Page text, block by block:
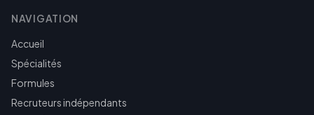
NAVIGATION
Accueil
Spécialités
Formules
Recruteurs indépendants